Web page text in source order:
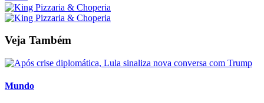
Veja Também
Mundo